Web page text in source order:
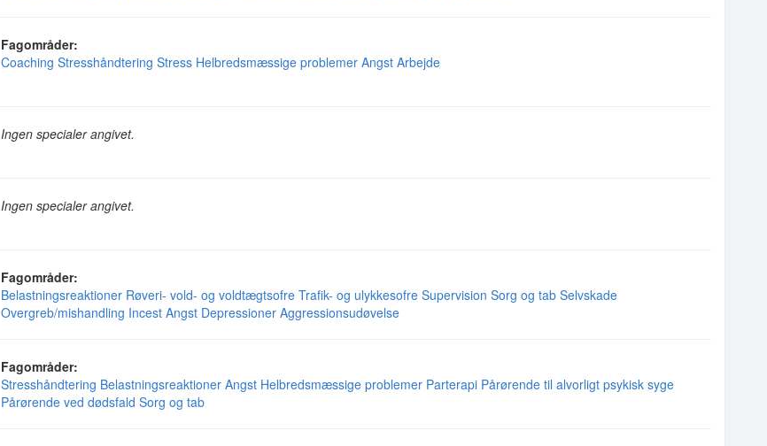
Fagområder:
Coaching Stresshåndtering Stress Helbredsmæssige problemer Angst Arbejde
Ingen specialer angivet.
Ingen specialer angivet.
Fagområder:
Belastningsreaktioner Røveri- vold- og voldtægtsofre Trafik- og ulykkesofre Supervision Sorg og tab Selvskade
Overgreb/mishandling Incest Angst Depressioner Aggressionsudøvelse
Fagområder:
Stresshåndtering Belastningsreaktioner Angst Helbredsmæssige problemer Parterapi Pårørende til alvorligt psykisk syge
Pårørende ved dødsfald Sorg og tab